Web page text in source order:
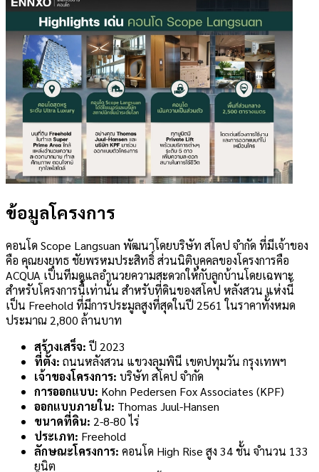
ข้อมูลโครงการ
คอนโด Scope Langsuan พัฒนาโดยบริษัท สโคป จำกัด ที่มีเจ้าของ
คือ คุณยงยุทธ ชัยพรหมประสิทธิ์ ส่วนนิติบุคคลของโครงการคือ
ACQUA เป็นทีมดูแลอำนวยความสะดวกให้กับลูกบ้านโดยเฉพาะ
สำหรับโครงการนี้เท่านั้น สำหรับที่ดินของสโคป หลังสวน แห่งนี้
เป็น Freehold ที่มีการประมูลสูงที่สุดในปี 2561 ในราคาทั้งหมด
ประมาณ 2,800 ล้านบาท
สร้างเสร็จ:ปี 2023
ที่ตั้ง: ถนนหลังสวน แขวงลุมพินี เขตปทุมวัน กรุงเทพฯ
เจ้าของโครงการ: บริษัท สโคป จำกัด
การออกแบบ: Kohn Pedersen Fox Associates (KPF)
ออกแบบภายใน: Thomas Juul-Hansen
ขนาดที่ดิน: 2-8-80 ไร่
ประเภท: Freehold
ลักษณะโครงการ: คอนโด High Rise สูง 34 ชั้น จำนวน 133
ยูนิต